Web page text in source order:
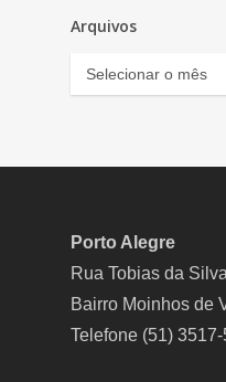
Arquivos
Arquivos
Porto Alegre
Rua Tobias da
Bairro Moinhos de
Telefone (51)